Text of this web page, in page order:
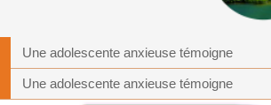
Une adolescente anxieuse témoigne
Une adolescente anxieuse témoigne